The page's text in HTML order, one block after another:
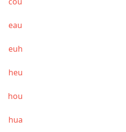
eau
euh
heu
hou
hua